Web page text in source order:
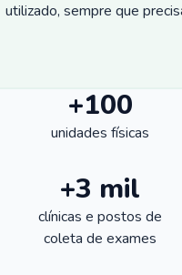
utilizado, sempre que
+100
unidades físicas
+3 mil
clínicas e postos de
coleta de exames